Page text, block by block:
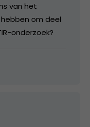
van het
om deel
onderzoek?